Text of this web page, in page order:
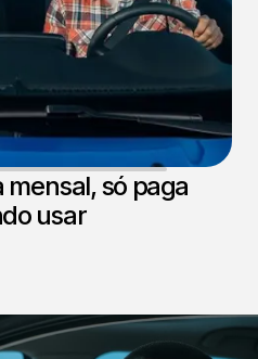
só paga
usar